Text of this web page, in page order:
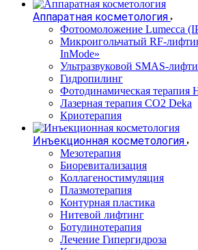
Аппаратная косметология
Фотоомоложение Lumecca
Микроигольчатый RF-
InMode»
Ультразвуковой SMAS-
Гидропилинг
Фотодинамическая терапия
Лазерная терапия CO2 Deka
Криотерапия
Инъекционная косметология
Мезотерапия
Биоревитализация
Коллагеностимуляция
Плазмотерапия
Контурная пластика
Нитевой лифтинг
Ботулинотерапия
Лечение Гипергидроза